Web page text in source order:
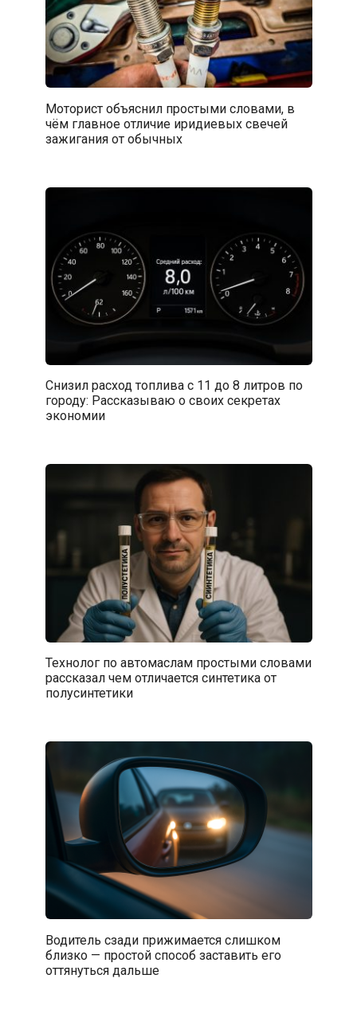
Моторист объяснил простыми словами, в
чём главное отличие иридиевых свечей
зажигания от обычных
Снизил расход топлива с 11 до 8 литров по
городу: Рассказываю о своих секретах
экономии
Технолог по автомаслам простыми словами
рассказал чем отличается синтетика от
полусинтетики
Водитель сзади прижимается слишком
близко — простой способ заставить его
оттянуться дальше